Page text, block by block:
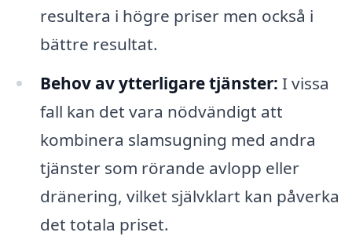
resultera i högre priser men också i
bättre resultat.
Behov av ytterligare tjänster: I vissa
fall kan det vara nödvändigt att
kombinera slamsugning med andra
tjänster som rörande avlopp eller
dränering, vilket självklart kan påverka
det totala priset.